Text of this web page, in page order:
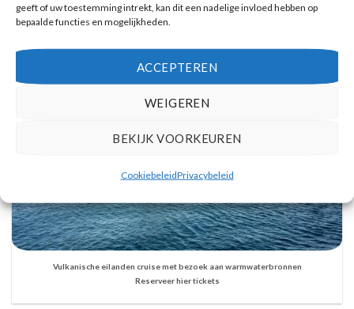
geeft of uw toestemming intrekt, kan dit een nadelige invloed hebben op
bepaalde functies en mogelijkheden.
ACCEPTEREN
WEIGEREN
BEKIJK VOORKEUREN
CookiebeleidPrivacybeleid
Vulkanische eilanden cruise met bezoek aan warmwaterbronnen
Reserveer hier tickets